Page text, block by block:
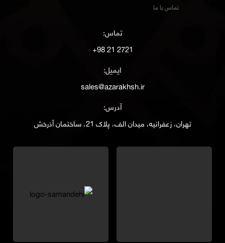
تماس با ما
تماس:
2721 21 98+
ایمیل:
sales@azarakhsh.ir
آدرس:
تهران، زعفرانیه، میدان الف، پلاک 21، ساختمان آذرخش